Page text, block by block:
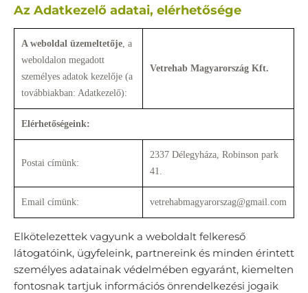
Az Adatkezelő adatai, elérhetősége
A weboldal üzemeltetője, a
weboldalon megadott
személyes adatok kezelője (a
továbbiakban: Adatkezelő):
Vetrehab Magyarország Kft.
Elérhetőségeink:
Postai címünk:
2337 Délegyháza, Robinson park
41.
Email címünk: vetrehabmagyarorszag@gmail.com
Elkötelezettek vagyunk a weboldalt felkereső
látogatóink, ügyfeleink, partnereink és minden érintett
személyes adatainak védelmében egyaránt, kiemelten
fontosnak tartjuk információs önrendelkezési jogaik